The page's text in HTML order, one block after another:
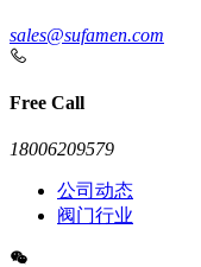
sales@sufamen.com
Free Call
18006209579
公司动态
阀门行业